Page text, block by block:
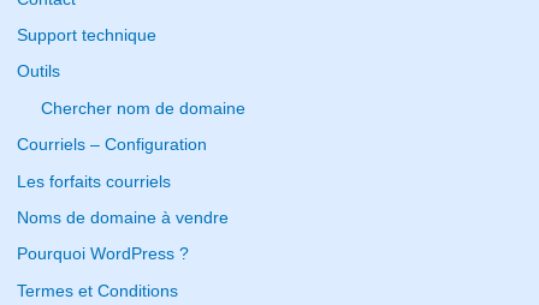
r
:
Support technique
Outils
Chercher nom de domaine
Courriels – Configuration
Les forfaits courriels
Noms de domaine à vendre
Pourquoi WordPress ?
Termes et Conditions